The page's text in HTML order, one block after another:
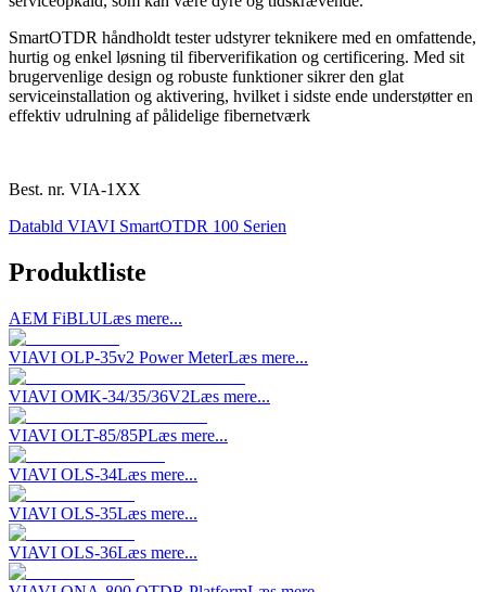
SmartOTDR håndholdt tester udstyrer teknikere med en omfattende,
hurtig og enkel løsning til fiberverifikation og certificering. Med sit
brugervenlige design og robuste funktioner sikrer den glat
serviceinstallation og aktivering, hvilket i sidste ende understøtter en
effektiv udrulning af pålidelige fibernetværk
Best. nr. VIA-1XX
Databld VIAVI SmartOTDR 100 Serien
Produktliste
AEM FiBLULæs mere...
VIAVI OLP-35v2 Power MeterLæs mere...
VIAVI OMK-34/35/36V2Læs mere...
VIAVI OLT-85/85PLæs mere...
VIAVI OLS-34Læs mere...
VIAVI OLS-35Læs mere...
VIAVI OLS-36Læs mere...